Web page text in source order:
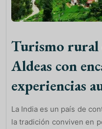
Turismo rural
Aldeas con
experiencias
La India es un país de
la tradición conviven en